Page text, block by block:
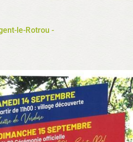
le-Rotrou -